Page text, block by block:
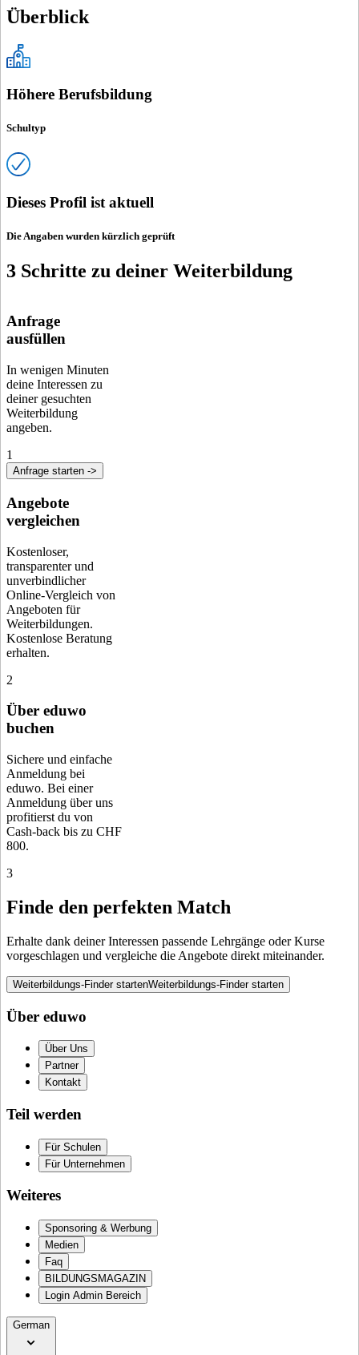
Überblick
Höhere Berufsbildung
Schultyp
Dieses Profil ist aktuell
Die Angaben wurden kürzlich geprüft
3 Schritte zu deiner Weiterbildung
Anfrage
ausfüllen
In wenigen Minuten
deine Interessen zu
deiner gesuchten
Weiterbildung
angeben.
1
Anfrage starten ->
Angebote
vergleichen
Kostenloser,
transparenter und
unverbindlicher
Online-Vergleich von
Angeboten für
Weiterbildungen.
Kostenlose Beratung
erhalten.
2
Über eduwo
buchen
Sichere und einfache
Anmeldung bei
eduwo. Bei einer
Anmeldung über uns
profitierst du von
Cash-back bis zu CHF
800.
3
Finde den perfekten Match
Erhalte dank deiner Interessen passende Lehrgänge oder Kurse
vorgeschlagen und vergleiche die Angebote direkt miteinander.
Weiterbildungs-Finder startenWeiterbildungs-Finder starten
Über eduwo
Über Uns
Partner
Kontakt
Teil werden
Für Schulen
Für Unternehmen
Weiteres
Sponsoring & Werbung
Medien
Faq
BILDUNGSMAGAZIN
Login Admin Bereich
German